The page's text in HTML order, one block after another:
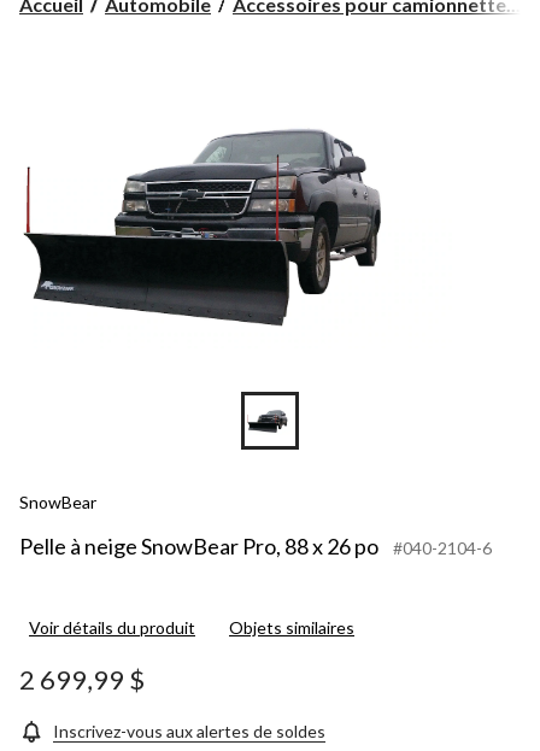
SnowBear
Pelle à neige SnowBear Pro, 88 x 26 po #040-2104-6
Voir détails du produit Objets similaires
2 699,99 $
Inscrivez-vous aux alertes de soldes